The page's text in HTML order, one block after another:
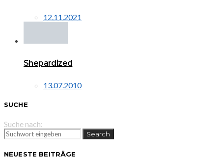
12.11.2021
Shepardized
13.07.2010
SUCHE
Suche nach:
Search
NEUESTE BEITRÄGE